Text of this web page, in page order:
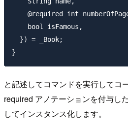
@required int
    bool isFamous,
  }) = _Book;
と記述してコマンドを実行してコ
required アノテーションを付与し
してインスタンス化します。